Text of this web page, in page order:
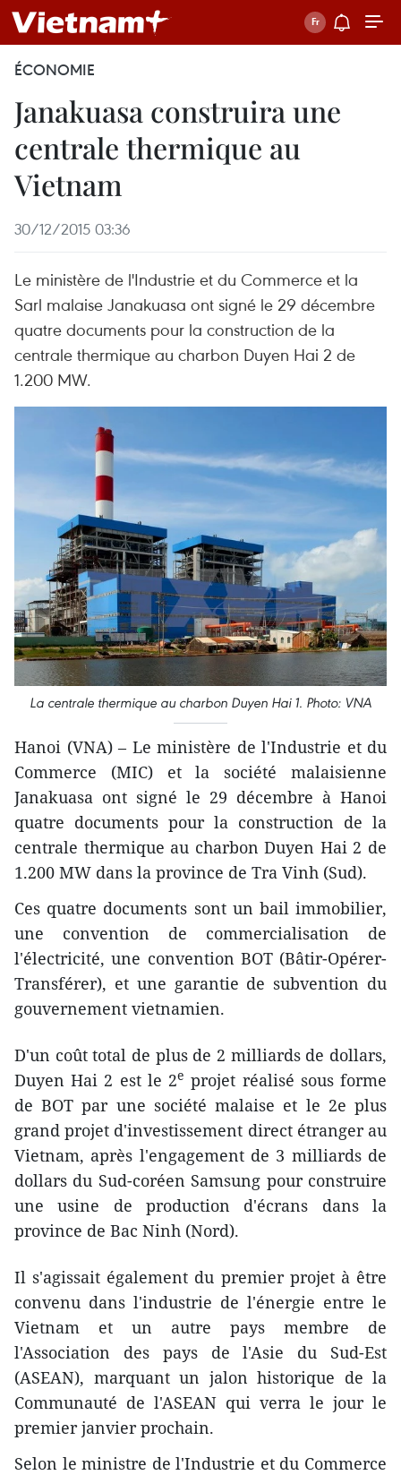
ÉCONOMIE
Janakuasa construira une
centrale thermique au
Vietnam
30/12/2015 03:36
Le ministère de l'Industrie et du Commerce et la
Sarl malaise Janakuasa ont signé le 29 décembre
quatre documents pour la construction de la
centrale thermique au charbon Duyen Hai 2 de
1.200 MW.
La centrale thermique au charbon Duyen Hai 1. Photo: VNA
Hanoi (VNA) – Le ministère de l'Industrie et du
Commerce (MIC) et la société malaisienne
Janakuasa ont signé le 29 décembre à Hanoi
quatre documents pour la construction de la
centrale thermique au charbon Duyen Hai 2 de
1.200 MW dans la province de Tra Vinh (Sud).
Ces quatre documents sont un ​bail immobilier,
une convention de commercialisation de
l'électricité, une convention BOT (Bâtir-Opérer-
Transférer), et une garantie de subvention du
gouvernement vietnamien.
D'un coût total de plus de 2 milliards de dollars,
Duyen Hai 2 est le 2e projet réalisé sous forme
de BOT par une société malaise et le 2e plus
grand projet d'investissement direct étranger au
Vietnam, après l'engagement de 3 milliards de
dollars du Sud-coréen Samsung pour construire
une usine de production d'écrans dans la
province de Bac Ninh (Nord).
Il s'agissait également du premier projet à être
con​venu dans l'industrie de l'énergie entre le
Vietnam et un autre pays membre de
l'Association des pays de l'Asie du Sud-Est
(ASEAN), marquant un jalon historique de la
Communauté de l'ASEAN qui verra le jour le
premier janvier prochain.
Selon le ministre de l'Industrie et du Commerce